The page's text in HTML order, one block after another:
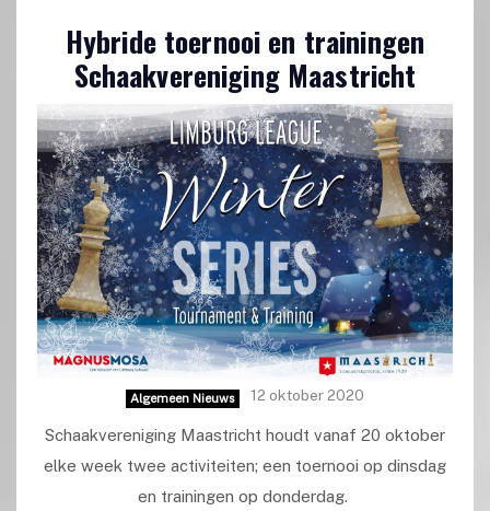
Hybride toernooi en trainingen
Schaakvereniging Maastricht
Algemeen Nieuws 12 oktober 2020
Schaakvereniging Maastricht houdt vanaf 20 oktober
elke week twee activiteiten; een toernooi op dinsdag
en trainingen op donderdag.